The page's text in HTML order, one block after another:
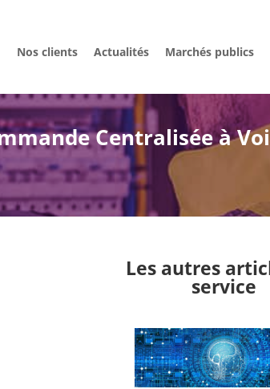
Nos clients Actualités Marchés publics
Centralisée à
Les autres
service